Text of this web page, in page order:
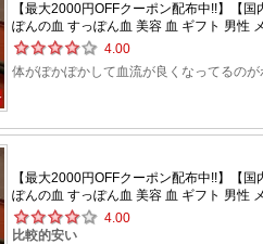
【最大2000円OFFクーポン配布中!!】【
ぽんの血 すっぽん血 美容 血 ギフト 男性
4.00
体がぽかぽかして血流が良くなってるの
【最大2000円OFFクーポン配布中!!】【
ぽんの血 すっぽん血 美容 血 ギフト 男性
4.00
比較的安い